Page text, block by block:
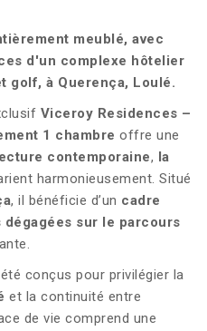
meublé, avec
d'un complexe hôtelier
golf, à Querença, Loulé.
Viceroy Residences –
1 chambre offre une
contemporaine, la
harmonieusement. Situé
, il bénéficie d’un cadre
dégagées sur le parcours
conçus pour privilégier la
et la continuité entre
de vie comprend une